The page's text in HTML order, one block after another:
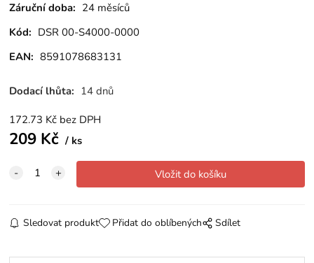
Záruční doba: 24 měsíců
Kód: DSR 00-S4000-0000
EAN: 8591078683131
Dodací lhůta: 14 dnů
172.73 Kč bez DPH
209 Kč ks
Sledovat produkt Přidat do oblíbených Sdílet